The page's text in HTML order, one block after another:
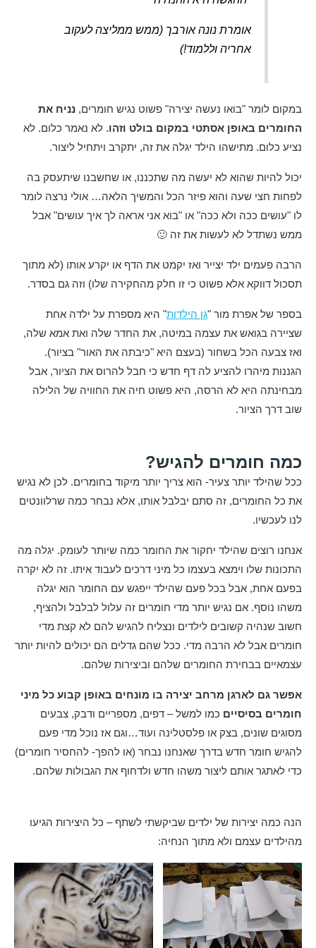
אומרת נונה אורבך (ממש ממליצה לעקוב
אחריה וללמוד!)
במקום לומר "בואו נעשה יצירה" פשוט נגיש חומרים, נניח את
החומרים באופן אסתטי במקום בולט וזהו. לא נאמר כלום. לא
נציע כלום. מתישהו הילד יגלה את זה, יתקרב ויתחיל ליצור.
יכול להיות שהוא לא יעשה מה שתכננו, או שחשבנו שיתעסק בה
לפחות חצי שעה והוא פיזר הכל והמשיך הלאה… אולי נרצה לומר
לו "עושים ככה ולא ככה" או "בוא אני אראה לך איך עושים" אבל
ממש נשתדל לא לעשות את זה 🙂
הרבה פעמים ילד יצייר ואז יקמט את הדף או יקרע אותו (לא מתוך
תסכול דווקא אלא פשוט כי זו חלק מהחקירה שלו) וזה גם בסדר.
בספר של אפרת מור "גן הילדות" היא מספרת על ילדה אחת
שציירה בגואש את עצמה במיטה, את החדר שלה ואת אמא שלה,
ואז צבעה הכל בשחור (בעצם היא "כיבתה את האור" בציור).
הגננות מיהרו להציע לה דף חדש כי חבל להרוס את הציור, אבל
מבחינתה היא לא הרסה, היא פשוט חיה את החוויה של הלילה
שוב דרך הציור.
כמה חומרים להגיש?
ככל שהילד יותר צעיר- הוא צריך יותר מיקוד בחומרים. לכן לא נגיש
את כל החומרים, זה סתם יבלבל אותו, אלא נבחר כמה שרלוונטים
לנו לעכשיו.
אנחנו רוצים שהילד יחקור את החומר כמה שיותר לעומק. יגלה מה
התכונות שלו וימצא בעצמו כל מיני דרכים לעבוד איתו. זה לא יקרה
בפעם אחת, אבל בכל פעם שהילד ייפגש עם החומר הוא יגלה
משהו נוסף. אם נגיש יותר מדי חומרים זה עלול לבלבל ולהציף,
חשוב שנהיה קשובים לילדים ונצליח להגיש להם לא קצת מדי
חומרים אבל לא הרבה מדי. ככל שהם גדלים הם יכולים להיות יותר
עצמאיים בבחירת החומרים שלהם וביצירות שלהם.
אפשר גם לארגן מרחב יצירה בו מונחים באופן קבוע כל מיני
חומרים בסיסיים כמו למשל – דפים, מספריים ודבק, צבעים
מסוגים שונים, בצק או פלסטלינה ועוד…וגם אז נוכל מדי פעם
להגיש חומר חדש בדרך שאנחנו נבחר (או להפך- להחסיר חומרים)
כדי לאתגר אותם ליצור משהו חדש ולדחוף את הגבולות שלהם.
הנה כמה יצירות של ילדים שביקשתי לשתף – כל היצירות הגיעו
מהילדים עצמם ולא מתוך הנחיה: